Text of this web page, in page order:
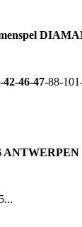
42-46-47-88-